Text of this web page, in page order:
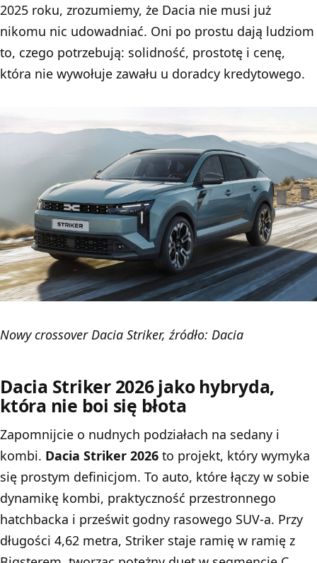
2025 roku, zrozumiemy, że Dacia nie musi już
nikomu nic udowadniać. Oni po prostu dają ludziom
to, czego potrzebują: solidność, prostotę i cenę,
która nie wywołuje zawału u doradcy kredytowego.
Nowy crossover Dacia Striker, źródło: Dacia
Dacia Striker 2026 jako hybryda,
która nie boi się błota
Zapomnijcie o nudnych podziałach na sedany i
kombi. Dacia Striker 2026 to projekt, który wymyka
się prostym definicjom. To auto, które łączy w sobie
dynamikę kombi, praktyczność przestronnego
hatchbacka i prześwit godny rasowego SUV-a. Przy
długości 4,62 metra, Striker staje ramię w ramię z